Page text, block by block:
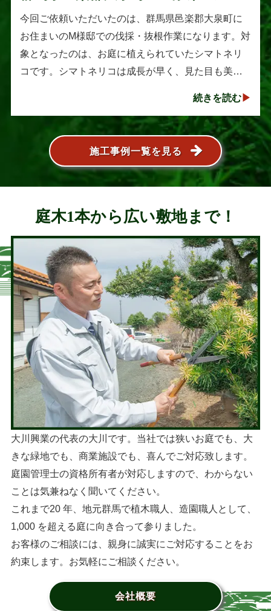
トネリコの伐採と抜根作業
今回ご依頼いただいたのは、群馬県邑楽郡大泉町に
お住まいのM様邸での伐採・抜根作業になります。対
象となったのは、お庭に植えられていたシマトネリ
コです。シマトネリコは成長が早く、見た目も美し
続きを読む
施工事例一覧を見る
庭木1本から広い敷地まで！
大川興業の代表の大川です。当社では狭いお庭でも、大
きな緑地でも、商業施設でも、喜んでご対応致します。
庭園管理士の資格所有者が対応しますので、わからない
ことは気兼ねなく聞いてください。
これまで20 年、地元群馬で植木職人、造園職人として、
1,000 を超える庭に向き合って参りました。
お客様のご相談には、親身に誠実にご対応することをお
約束します。お気軽にご相談ください。
会社概要